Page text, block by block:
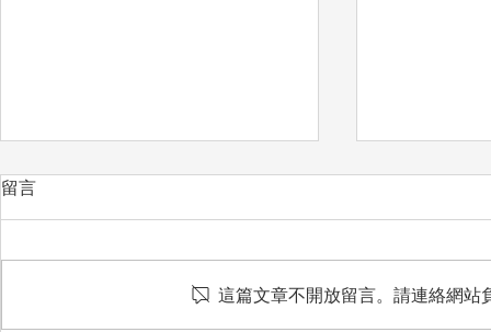
愛惜
想把最好的
留言
這篇文章不開放留言。請連絡網站